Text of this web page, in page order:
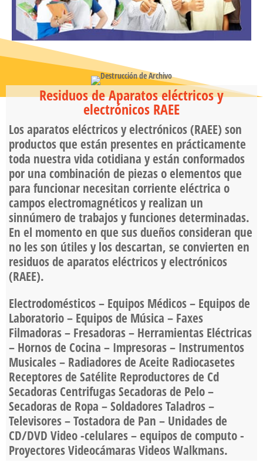
Residuos de Aparatos eléctricos y
electrónicos RAEE
Los aparatos eléctricos y electrónicos (RAEE) son
productos que están presentes en prácticamente
toda nuestra vida cotidiana y están conformados
por una combinación de piezas o elementos que
para funcionar necesitan corriente eléctrica o
campos electromagnéticos y realizan un
sinnúmero de trabajos y funciones determinadas.
En el momento en que sus dueños consideran que
no les son útiles y los descartan, se convierten en
residuos de aparatos eléctricos y electrónicos
(RAEE).
Electrodomésticos – Equipos Médicos – Equipos de
Laboratorio – Equipos de Música – Faxes
Filmadoras – Fresadoras – Herramientas Eléctricas
– Hornos de Cocina – Impresoras – Instrumentos
Musicales – Radiadores de Aceite Radiocasetes
Receptores de Satélite Reproductores de Cd
Secadoras Centrifugas Secadoras de Pelo –
Secadoras de Ropa – Soldadores Taladros –
Televisores – Tostadora de Pan – Unidades de
CD/DVD Video -celulares – equipos de computo -
Proyectores Videocámaras Videos Walkmans.